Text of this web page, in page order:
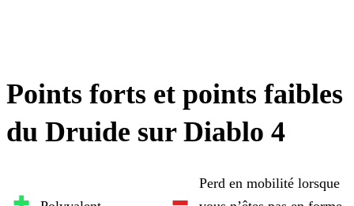
Points forts et points faibles
du Druide sur Diablo 4
Perd en mobilité lorsque